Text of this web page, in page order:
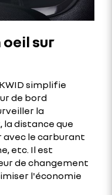
sur
simplifie
de bord
la
distance que
le carburant
etc. Il est
de changement
l'économie